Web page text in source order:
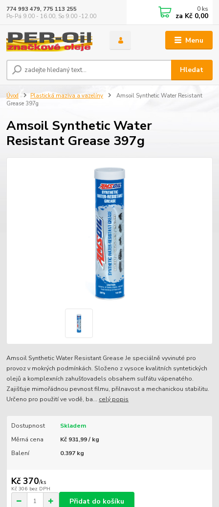
Menu
Hledat
774 993 479, 775 113 255
Po-Pá 9.00 - 16.00, So 9.00 -12.00
0 ks
za Kč 0,00
Úvod Plastická maziva a vazelíny
Amsoil Synthetic Water Resistant
Grease 397g
Amsoil Synthetic Water
Resistant Grease 397g
Amsoil Synthetic Water Resistant Grease Je speciálně vyvinuté pro
provoz v mokrých podmínkách. Složeno z vysoce kvalitních syntetických
olejů a komplexních zahušťovadels obsahem sulfátu vápenatého.
Zajišťuje mimořádnou pevnost filmu, přilnavost a mechanickou stabilitu.
Určeno pro použití ve vodě, ba... celý popis
Dostupnost
Skladem
Měrná cena
Kč 931,99 / kg
Balení
0.397 kg
Kč 370/ks
Kč 306 bez DPH
Přidat do košíku